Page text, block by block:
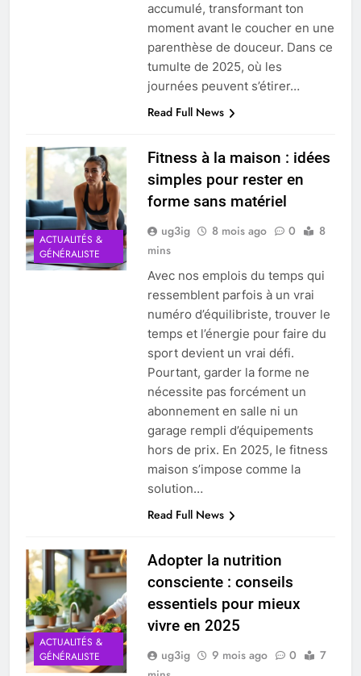
accumulé, transformant ton
moment avant le coucher en une
parenthèse de douceur. Dans ce
tumulte de 2025, où les
journées peuvent s’étirer…
Read Full News
ACTUALITÉS &
GÉNÉRALISTE
Fitness à la maison : idées
simples pour rester en
forme sans matériel
ug3ig 8 mois ago 0
8
mins
Avec nos emplois du temps qui
ressemblent parfois à un vrai
numéro d’équilibriste, trouver le
temps et l’énergie pour faire du
sport devient un vrai défi.
Pourtant, garder la forme ne
nécessite pas forcément un
abonnement en salle ni un
garage rempli d’équipements
hors de prix. En 2025, le fitness
maison s’impose comme la
solution…
Read Full News
ACTUALITÉS &
GÉNÉRALISTE
Adopter la nutrition
consciente : conseils
essentiels pour mieux
vivre en 2025
ug3ig 9 mois ago 0
7